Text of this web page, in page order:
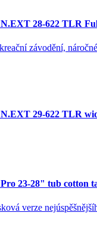
28-622 TLR
závodění,
29-622 TLR
23-28" tub cotton
verze